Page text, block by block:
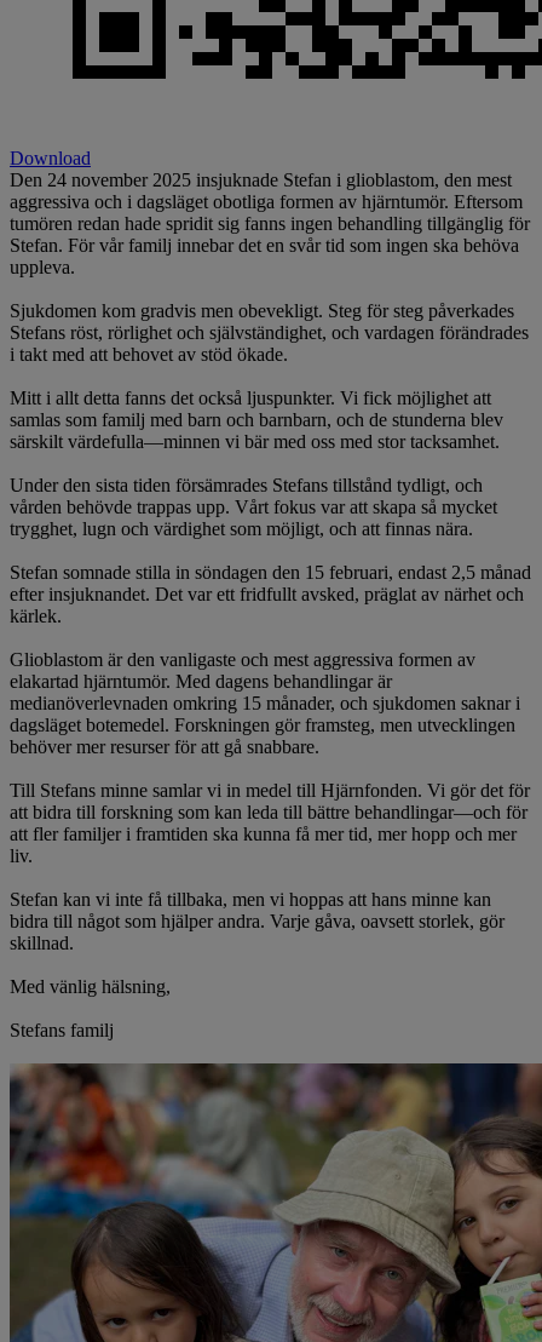
Download
Den 24 november 2025 insjuknade Stefan i glioblastom, den mest
aggressiva och i dagsläget obotliga formen av hjärntumör. Eftersom
tumören redan hade spridit sig fanns ingen behandling tillgänglig för
Stefan. För vår familj innebar det en svår tid som ingen ska behöva
uppleva.
Sjukdomen kom gradvis men obevekligt. Steg för steg påverkades
Stefans röst, rörlighet och självständighet, och vardagen förändrades
i takt med att behovet av stöd ökade.
Mitt i allt detta fanns det också ljuspunkter. Vi fick möjlighet att
samlas som familj med barn och barnbarn, och de stunderna blev
särskilt värdefulla—minnen vi bär med oss med stor tacksamhet.
Under den sista tiden försämrades Stefans tillstånd tydligt, och
vården behövde trappas upp. Vårt fokus var att skapa så mycket
trygghet, lugn och värdighet som möjligt, och att finnas nära.
Stefan somnade stilla in söndagen den 15 februari, endast 2,5 månad
efter insjuknandet. Det var ett fridfullt avsked, präglat av närhet och
kärlek.
Glioblastom är den vanligaste och mest aggressiva formen av
elakartad hjärntumör. Med dagens behandlingar är
medianöverlevnaden omkring 15 månader, och sjukdomen saknar i
dagsläget botemedel. Forskningen gör framsteg, men utvecklingen
behöver mer resurser för att gå snabbare.
Till Stefans minne samlar vi in medel till Hjärnfonden. Vi gör det för
att bidra till forskning som kan leda till bättre behandlingar—och för
att fler familjer i framtiden ska kunna få mer tid, mer hopp och mer
liv.
Stefan kan vi inte få tillbaka, men vi hoppas att hans minne kan
bidra till något som hjälper andra. Varje gåva, oavsett storlek, gör
skillnad.
Med vänlig hälsning,
Stefans familj